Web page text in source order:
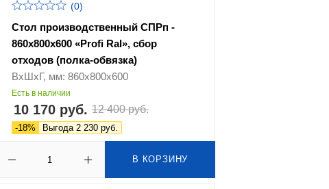
(0)
Стол производственный СПРп -
860х800х600 «Profi Ral», сбор
отходов (полка-обвязка)
ВхШхГ, мм: 860х800х600
Есть в наличии
10 170 руб. 12 400 руб.
-18% Выгода 2 230 руб.
В КОРЗИНУ